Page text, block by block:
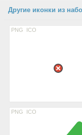
Другие иконки из
PNG ICO
PNG ICO